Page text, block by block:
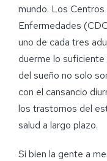
mundo. Los
Enfermedades
uno de cada tres
duerme lo
del sueño no solo
con el cansancio
los trastornos del
salud a largo plazo.
Si bien la gente a